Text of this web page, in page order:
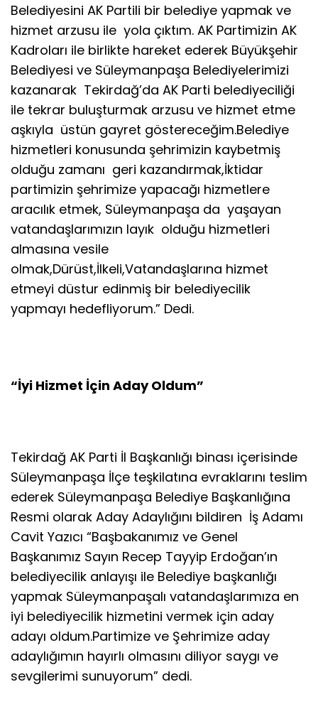
Belediyesini AK Partili bir belediye yapmak ve
hizmet arzusu ile yola çıktım. AK Partimizin AK
Kadroları ile birlikte hareket ederek Büyükşehir
Belediyesi ve Süleymanpaşa Belediyelerimizi
kazanarak Tekirdağ’da AK Parti belediyeciliği
ile tekrar buluşturmak arzusu ve hizmet etme
aşkıyla üstün gayret göstereceğim.Belediye
hizmetleri konusunda şehrimizin kaybetmiş
olduğu zamanı geri kazandırmak,İktidar
partimizin şehrimize yapacağı hizmetlere
aracılık etmek, Süleymanpaşa da yaşayan
vatandaşlarımızın layık olduğu hizmetleri
almasına vesile
olmak,Dürüst,İlkeli,Vatandaşlarına hizmet
etmeyi düstur edinmiş bir belediyecilik
yapmayı hedefliyorum.” Dedi.
“İyi Hizmet İçin Aday Oldum”
Tekirdağ AK Parti İl Başkanlığı binası içerisinde
Süleymanpaşa İlçe teşkilatına evraklarını teslim
ederek Süleymanpaşa Belediye Başkanlığına
Resmi olarak Aday Adaylığını bildiren İş Adamı
Cavit Yazıcı “Başbakanımız ve Genel
Başkanımız Sayın Recep Tayyip Erdoğan’ın
belediyecilik anlayışı ile Belediye başkanlığı
yapmak Süleymanpaşalı vatandaşlarımıza en
iyi belediyecilik hizmetini vermek için aday
adayı oldum.Partimize ve Şehrimize aday
adaylığımın hayırlı olmasını diliyor saygı ve
sevgilerimi sunuyorum” dedi.